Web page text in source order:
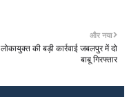
और नया
लोकायुक्त की बड़ी कार्रवाई जबलपुर में दो
बाबू गिरफ्तार